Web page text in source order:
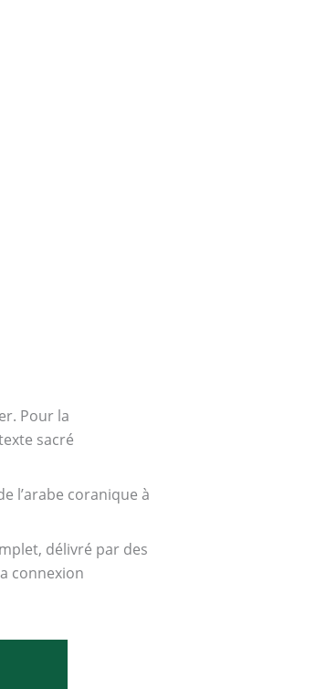
Pour la
sacré
l’arabe coranique à
délivré par des
connexion